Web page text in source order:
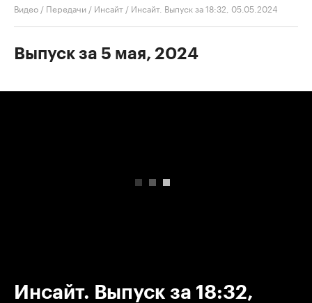
Видео / Передачи / Инсайт / Инсайт. Выпуск за 18:32, 05.05.2024
Выпуск за 5 мая, 2024
Инсайт. Выпуск за 18:32,